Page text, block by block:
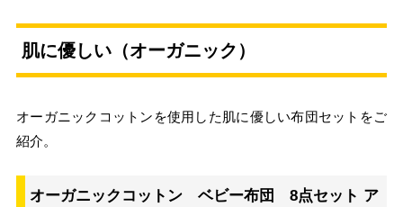
肌に優しい（オーガニック）
オーガニックコットンを使用した肌に優しい布団セットをご
紹介。
オーガニックコットン ベビー布団 8点セット ア